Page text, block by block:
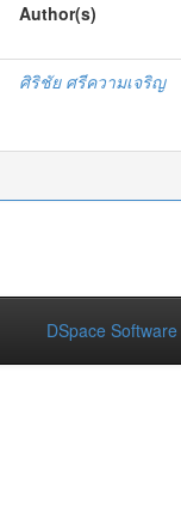
Author(s)
ศิริชัย ศรีความเจริญ
DSpace Software